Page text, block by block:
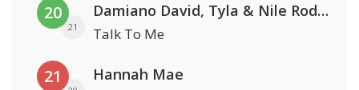
20
21
Damiano David, Tyla & Nile Rodgers
Talk To Me
21 Hannah Mae